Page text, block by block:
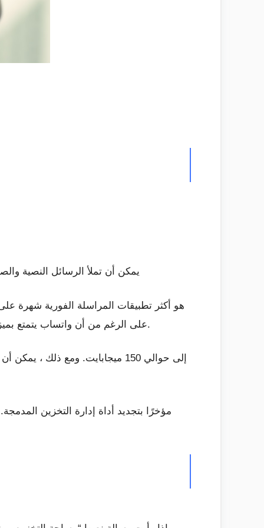
يمكن أن تملأ الرسائل النصية
أكثر من تطبيق آخر مملوك لـ Facebook في Messenger ، على الرغم من أن واتساب يتمتع بميزة أمان رئيسية في شكل تشفير من طرف إلى طرف.